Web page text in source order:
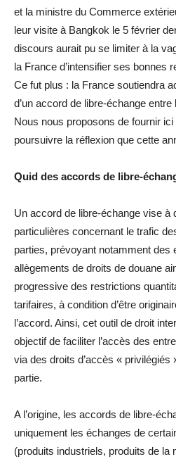
et la ministre du Commerce
leur visite à Bangkok le 5 février
discours aurait pu se limiter à la
la France d’intensifier ses bonnes
Ce fut plus : la France soutiendra
d’un accord de libre-échange entre
Nous nous proposons de fournir
poursuivre la réflexion que cette
Quid des accords de libre-
Un accord de libre-échange vise à
particulières concernant le trafic
parties, prévoyant notamment des
allègements de droits de douane
progressive des restrictions
tarifaires, à condition d’être
l’accord. Ainsi, cet outil de droit
objectif de faciliter l’accès des
via des droits d’accès « privilégiés
partie.
A l’origine, les accords de libre-
uniquement les échanges de
(produits industriels, produits de la